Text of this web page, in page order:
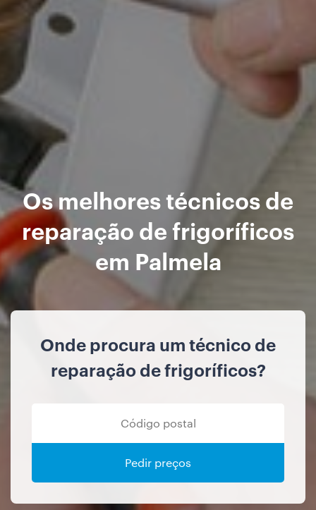
Os melhores técnicos de
reparação de frigoríficos
em Palmela
Onde procura um técnico de
reparação de frigoríficos?
Pedir preços